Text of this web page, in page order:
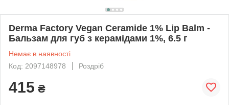
Derma Factory Vegan Ceramide 1% Lip Balm -
Бальзам для губ з керамідами 1%, 6.5 г
Немає в наявності
Код: 2097148978
Роздріб
415 ₴